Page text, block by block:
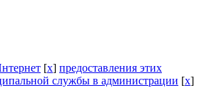
[x] предоставления этих
службы в администрации [x]